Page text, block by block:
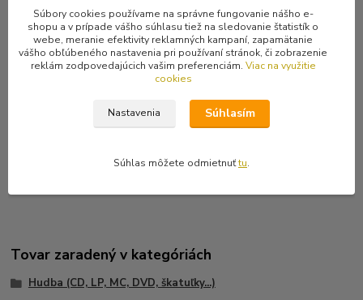
materiál.
Posledný, zacelofánový kus.
Tracklist:
2 Il Est De Mornes Jours 3:19
5 Feuille De Vent 4:17
Tovar zaradený v kategóriách
Hudba (CD, LP, MC, DVD, škatuľky...)
Súbory cookies používame na správne fungovanie nášho e-
shopu a v prípade vášho súhlasu tiež na sledovanie štatistík o
webe, meranie efektivity reklamných kampaní, zapamätanie
vášho obľúbeného nastavenia pri používaní stránok, či zobrazenie
reklám zodpovedajúcich vašim preferenciám. Viac na využitie
cookies
Nastavenia Súhlasím
Súhlas môžete odmietnuťtu.